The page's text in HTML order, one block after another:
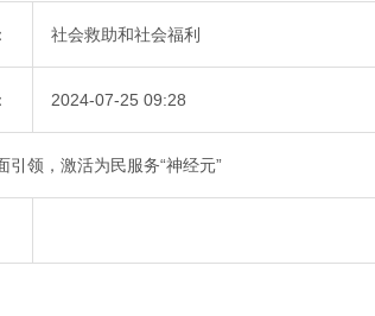
社会救助和社会福利
2024-07-25 09:28
引领，激活为民服务“神经元”